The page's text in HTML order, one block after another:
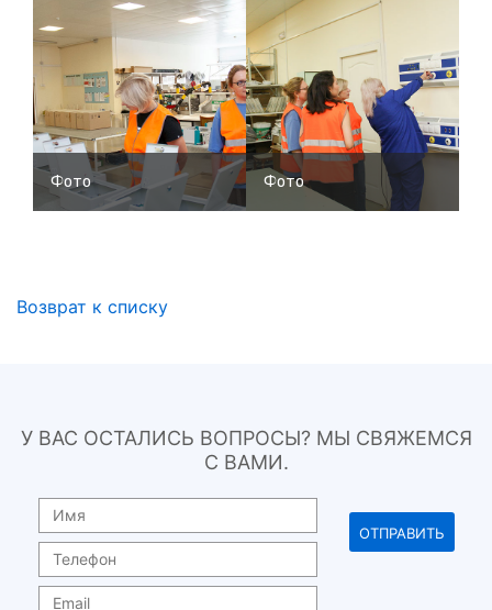
Фото Фото
Возврат к списку
У ВАС ОСТАЛИСЬ ВОПРОСЫ? МЫ СВЯЖЕМСЯ
С ВАМИ.